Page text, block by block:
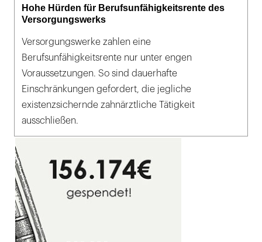
Hohe Hürden für Berufsunfähigkeitsrente des
Versorgungswerks
Versorgungswerke zahlen eine
Berufsunfähigkeitsrente nur unter engen
Voraussetzungen. So sind dauerhafte
Einschränkungen gefordert, die jegliche
existenzsichernde zahnärztliche Tätigkeit
ausschließen.